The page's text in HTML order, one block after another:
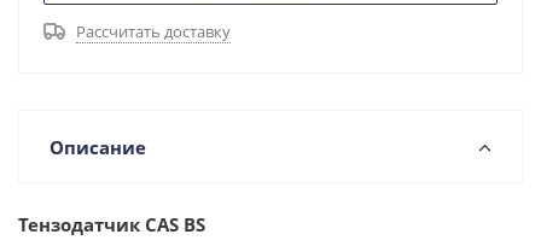
Рассчитать доставку
Описание
Тензодатчик CAS BS